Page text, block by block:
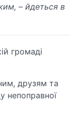
– йдеться в
громаді
друзям та
непоправної